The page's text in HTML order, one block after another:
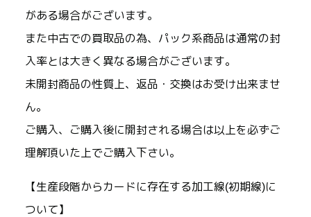
がある場合がございます。
また中古での買取品の為、パック系商品は通常の封
入率とは大きく異なる場合がございます。
未開封商品の性質上、返品・交換はお受け出来ませ
ん。
ご購入、ご購入後に開封される場合は以上を必ずご
理解頂いた上でご購入下さい。
【生産段階からカードに存在する加工線(初期線)に
ついて】